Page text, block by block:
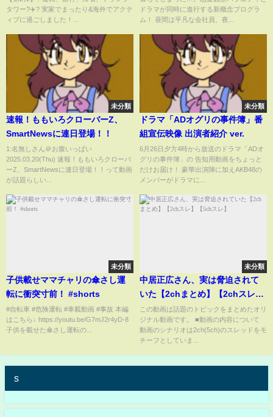
タワー?✈️? 実家でまったり&海外でアクテ
ィブに過ごしました！...
ドラマが同時に進行する新概念プログラ
ム！ 昼間は平凡な会社員、夜...
未分類
速報！ももいろクローバーZ、
SmartNewsに連日登場！！
1:名無しさん＠お腹いっぱい
2025.03.20(Thu) 速報！ももいろクローバ
ーZ、SmartNewsに連日登場！！って動画
が話題らしい...
未分類
ドラマ「ADオグリの事件簿」番
組宣伝映像 出演者紹介 ver.
6月26日夕方4時から放送のドラマ「ADオ
グリの事件簿」の 告知用動画をちょっと
だけお届け！ 豪華出演陣に加えAKB48の
メンバーがドラマに...
未分類
子供載せママチャリの傘さし運
転に衝突寸前！ #shorts
#自転車 #危険運転 #車載動画 #事故 本編
はこちら↓ https://youtu.be/G7mJ2r4yD-8
子供を載せた傘さし運転の...
未分類
中居正広さん、実は脅迫されて
いた【2chまとめ】【2chスレ】
【5chスレ】
この動画は話題のトピックをまとめたオリ
ジナル動画です。 ■動画の内容について
動画のシナリオは2ch(5ch)のスレッドをモ
チーフとしていま...
s